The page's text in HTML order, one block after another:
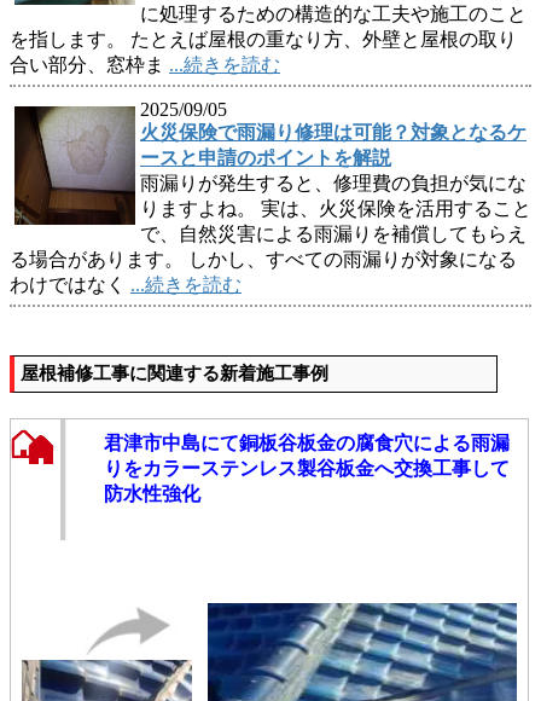
に処理するための構造的な工夫や施工のこと
を指します。 たとえば屋根の重なり方、外壁と屋根の取り
合い部分、窓枠ま ...続きを読む
2025/09/05
火災保険で雨漏り修理は可能？対象となるケ
ースと申請のポイントを解説
雨漏りが発生すると、修理費の負担が気にな
りますよね。 実は、火災保険を活用すること
で、自然災害による雨漏りを補償してもらえ
る場合があります。 しかし、すべての雨漏りが対象になる
わけではなく ...続きを読む
屋根補修工事に関連する新着施工事例
君津市中島にて銅板谷板金の腐食穴による雨漏
りをカラーステンレス製谷板金へ交換工事して
防水性強化